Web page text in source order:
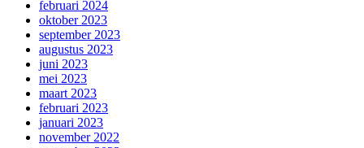
februari 2024
oktober 2023
september 2023
augustus 2023
juni 2023
mei 2023
maart 2023
februari 2023
januari 2023
november 2022